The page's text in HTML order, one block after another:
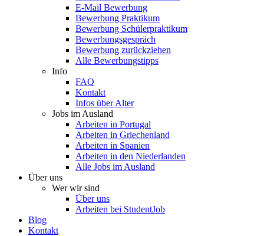
E-Mail Bewerbung
Bewerbung Praktikum
Bewerbung Schülerpraktikum
Bewerbungsgespräch
Bewerbung zurückziehen
Alle Bewerbungstipps
Info
FAQ
Kontakt
Infos über Alter
Jobs im Ausland
Arbeiten in Portugal
Arbeiten in Griechenland
Arbeiten in Spanien
Arbeiten in den Niederlanden
Alle Jobs im Ausland
Über uns
Wer wir sind
Über uns
Arbeiten bei StudentJob
Blog
Kontakt